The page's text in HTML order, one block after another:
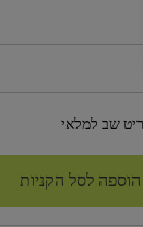
שב למלאי
הוספה לסל הקניות